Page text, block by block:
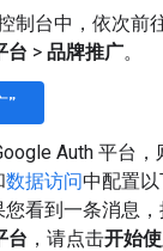
制台中，依次前
台 > 品牌推广。
”
Auth 平台，
数据访问中配置以
看到一条消息
台 ，请点击开始使